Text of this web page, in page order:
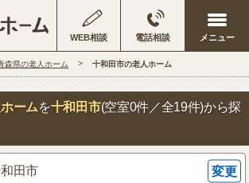
WEB相談 電話相談
森県の老人ホーム 十和田市の老人ホーム
ームを十和田市(空室0件／全19件)から探
田市 変更